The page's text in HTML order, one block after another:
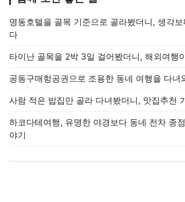
명동호텔을 골목 기준으로 골라봤더니, 생각
다
타이난 골목을 2박 3일 걸어봤더니, 해외여행
공동구매항공권으로 조용한 동네 여행을 다녀
사람 적은 밥집만 골라 다녀봤더니, 맛집추천
하코다테여행, 유명한 야경보다 동네 전차 종
야기